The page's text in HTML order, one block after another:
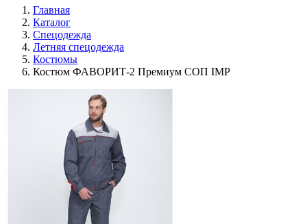
Главная
Каталог
Спецодежда
Летняя спецодежда
Костюмы
Костюм ФАВОРИТ-2 Премиум СОП IMP